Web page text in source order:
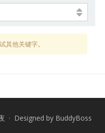
其他关键字。
· Designed by BuddyBoss